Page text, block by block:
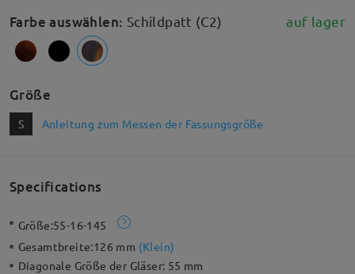
Farbe auswählen: Schildpatt (C2) auf lager
Größe
S Anleitung zum Messen der Fassungsgröße
Specifications
Größe:55-16-145
Gesamtbreite:126 mm (Klein)
Diagonale Größe der Gläser: 55 mm